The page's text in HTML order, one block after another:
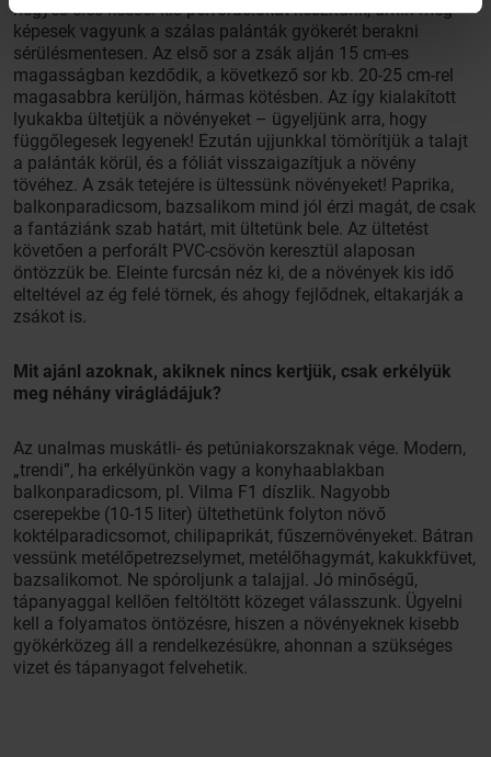
hegyes éles késsel kis perforációkat készítünk, amin még
képesek vagyunk a szálas palánták gyökerét berakni
sérülésmentesen. Az első sor a zsák alján 15 cm-es
magasságban kezdődik, a következő sor kb. 20-25 cm-rel
magasabbra kerüljön, hármas kötésben. Az így kialakított
lyukakba ültetjük a növényeket – ügyeljünk arra, hogy
függőlegesek legyenek! Ezután ujjunkkal tömörítjük a talajt
a palánták körül, és a fóliát visszaigazítjuk a növény
tövéhez. A zsák tetejére is ültessünk növényeket! Paprika,
balkonparadicsom, bazsalikom mind jól érzi magát, de csak
a fantáziánk szab határt, mit ültetünk bele. Az ültetést
követően a perforált PVC-csövön keresztül alaposan
öntözzük be. Eleinte furcsán néz ki, de a növények kis idő
elteltével az ég felé törnek, és ahogy fejlődnek, eltakarják a
zsákot is.
Mit ajánl azoknak, akiknek nincs kertjük, csak erkélyük
meg néhány virágládájuk?
Az unalmas muskátli- és petúniakorszaknak vége. Modern,
„trendi”, ha erkélyünkön vagy a konyhaablakban
balkonparadicsom, pl. Vilma F1 díszlik. Nagyobb
cserepekbe (10-15 liter) ültethetünk folyton növő
koktélparadicsomot, chilipaprikát, fűszernövényeket. Bátran
vessünk metélőpetrezselymet, metélőhagymát, kakukkfüvet,
bazsalikomot. Ne spóroljunk a talajjal. Jó minőségű,
tápanyaggal kellően feltöltött közeget válasszunk. Ügyelni
kell a folyamatos öntözésre, hiszen a növényeknek kisebb
gyökérközeg áll a rendelkezésükre, ahonnan a szükséges
vizet és tápanyagot felvehetik.